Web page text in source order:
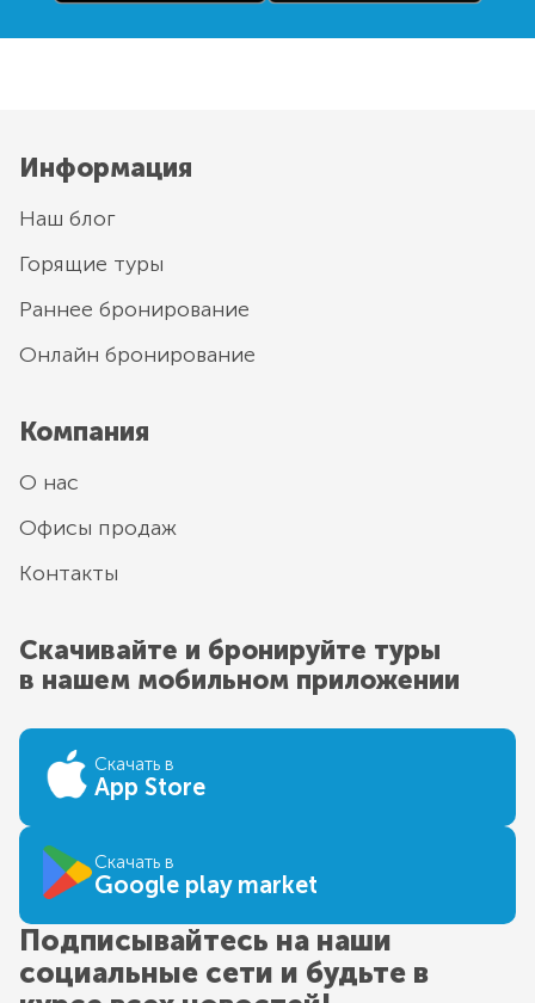
Информация
Наш блог
Горящие туры
Раннее бронирование
Онлайн бронирование
Компания
О нас
Офисы продаж
Контакты
Скачивайте и бронируйте туры
в нашем мобильном приложении
Скачать в
App Store
Скачать в
Google play market
Подписывайтесь на наши
социальные сети и будьте в